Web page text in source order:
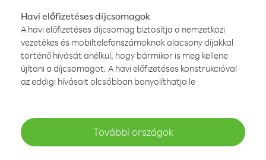
Havi előfizetéses díjcsomagok
A havi előfizetéses díjcsomag biztosítja a nemzetközi
vezetékes és mobiltelefonszámoknak alacsony díjakkal
történő hívását anélkül, hogy bármikor is meg kellene
újítani a díjcsomagot. A havi előfizetéses konstrukcióval
az eddigi hívásait olcsóbban bonyolíthatja le
További országok